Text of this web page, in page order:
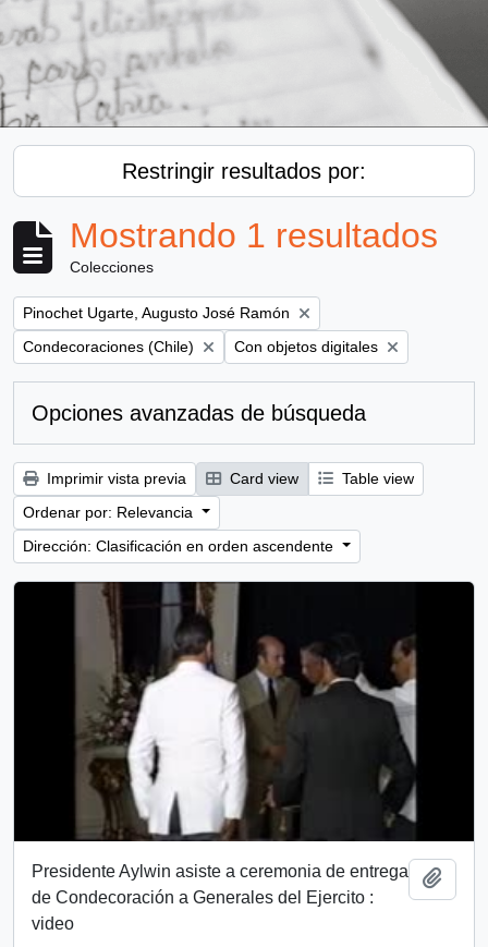
Restringir resultados por:
Mostrando 1 resultados
Colecciones
Remove filter:
Pinochet Ugarte, Augusto José Ramón
Remove filter:
Condecoraciones (Chile) Remove filter:
Con objetos digitales
Opciones avanzadas de búsqueda
Imprimir vista previa Card view
Table view
Ordenar por: Relevancia
Dirección: Clasificación en orden ascendente
Presidente Aylwin asiste a ceremonia de entrega
de Condecoración a Generales del Ejercito :
video